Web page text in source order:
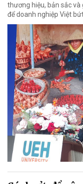
thương hiệu, bản sắc
để doanh nghiệp Việt